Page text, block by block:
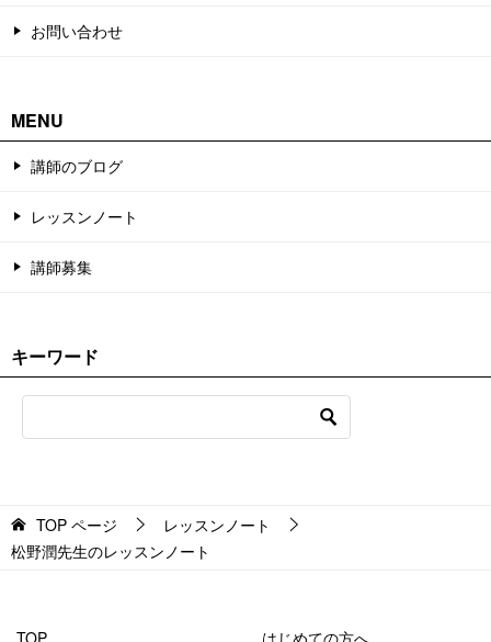
お問い合わせ
MENU
講師のブログ
レッスンノート
講師募集
キーワード
TOP ページ
レッスンノート
松野潤先生のレッスンノート
TOP はじめての方へ